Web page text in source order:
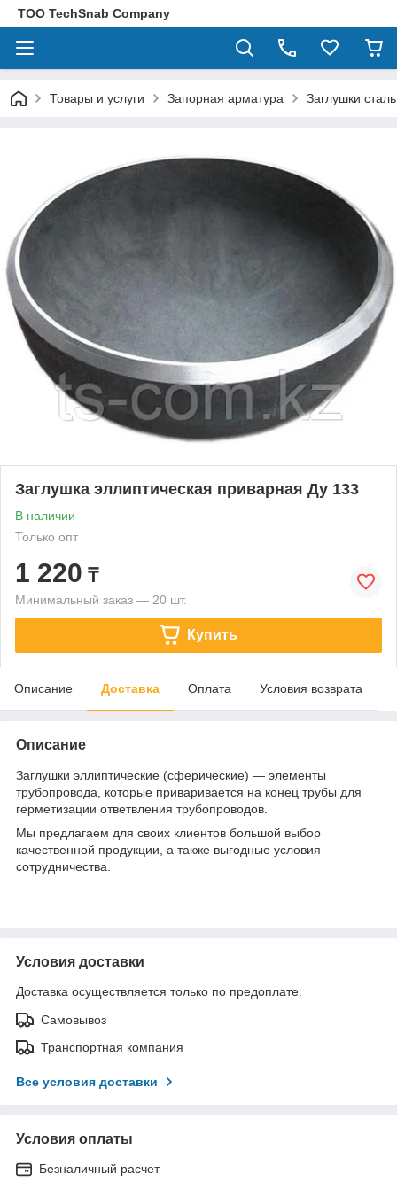
ТОО TechSnab Company
Товары и услуги Запорная арматура Заглушки
Заглушка эллиптическая приварная Ду 133
В наличии
Только опт
1 220 ₸
Минимальный заказ — 20 шт.
Купить
Описание Доставка Оплата Условия возврата
Описание
Заглушки эллиптические (сферические) — элементы
трубопровода, которые приваривается на конец трубы для
герметизации ответвления трубопроводов.
Мы предлагаем для своих клиентов большой выбор
качественной продукции, а также выгодные условия
сотрудничества.
Условия доставки
Доставка осуществляется только по предоплате.
Самовывоз
Транспортная компания
Все условия доставки
Условия оплаты
Безналичный расчет